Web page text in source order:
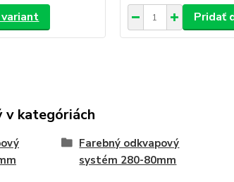
Pridať
v kategóriách
Farebný odkvapový
systém 280-80mm